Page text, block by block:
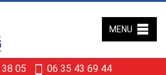
05
06 35 43 69 44
MENU